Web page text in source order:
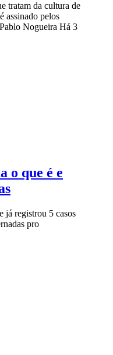
tratam da cultura de
assinado pelos
Nogueira Há 3
o que é e
já registrou 5 casos
pro